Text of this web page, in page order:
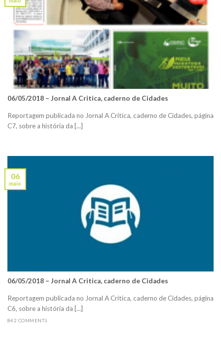
06/05/2018 – Jornal A Critica, caderno de Cidades
Reportagem publicada no Jornal A Critica, caderno de Cidades, página
C7, sobre a história da [...]
06/05/2018 – Jornal A Critica, caderno de Cidades
Reportagem publicada no Jornal A Critica, caderno de Cidades, página
C6, sobre a história da [...]
842 COMMENTS
06
maio